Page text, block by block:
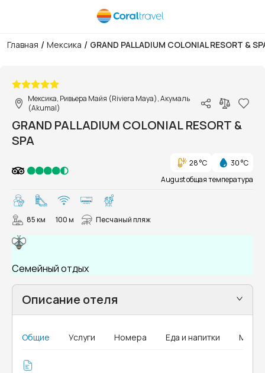
Главная / Мексика / GRAND PALLADIUM COLONIAL RESORT &
Мексика, Ривьера Майя (Riviera Maya), Акумаль
(Akumal)
GRAND PALLADIUM COLONIAL RESORT &
SPA
28 °C
30 °C
August общая температура
85 км 100 м Песчаный пляж
Семейный отдых
Описание отеля
Общие Услуги Номера Еда и напитки MICE